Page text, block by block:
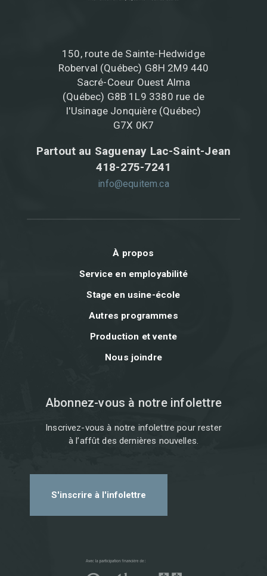
150, route de Sainte-Hedwidge
Roberval (Québec) G8H 2M9 440
Sacré-Coeur Ouest Alma
(Québec) G8B 1L9 3380 rue de
l'Usinage Jonquière (Québec)
G7X 0K7
Partout au Saguenay Lac-Saint-Jean
418-275-7241
info@equitem.ca
À propos
Service en employabilité
Stage en usine-école
Autres programmes
Production et vente
Nous joindre
Abonnez-vous à notre infolettre
Inscrivez-vous à notre infolettre pour rester
à l’affût des dernières nouvelles.
S'inscrire à l'infolettre